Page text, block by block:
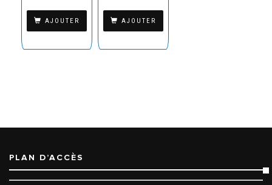
AJOUTER AJOUTER
PLAN D’ACCÈS